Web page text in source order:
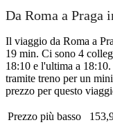
Da Roma a Praga
Il viaggio da Roma a
19 min. Ci sono 4
18:10 e l'ultima a
tramite treno per un
prezzo per questo
Prezzo più basso